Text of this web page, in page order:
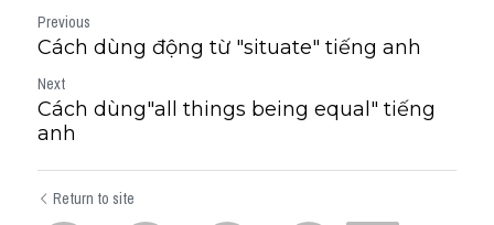
Previous
Cách dùng động từ "situate" tiếng anh
Next
Cách dùng"all things being equal" tiếng
anh
Return to site